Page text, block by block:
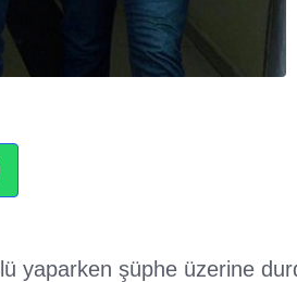
yaparken şüphe üzerine